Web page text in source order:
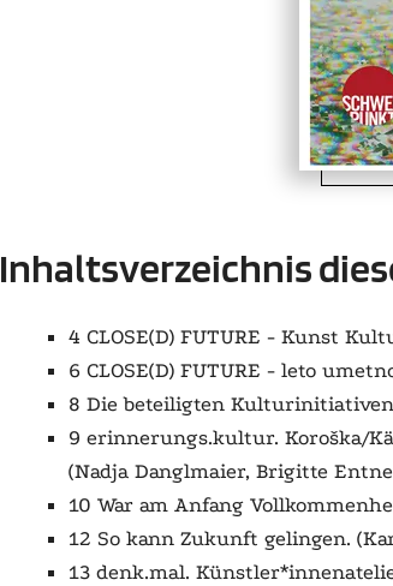
Inhaltsverzeichnis
4CLOSE(D) FUTURE - Kunst
6CLOSE(D) FUTURE -leto
8 Die beteiligten
9 erinnerungs.kultur.Koroška/
(Nadja Danglmaier, Brigitte
10 War am Anfang
12 So kann Zukunft gelingen.
13 denk.mal.